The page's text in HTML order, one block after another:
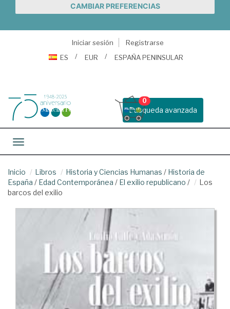
CAMBIAR PREFERENCIAS
Iniciar sesión
Registrarse
ES
EUR ESPAÑA PENINSULAR
Busqueda avanzada
0
Toggle navigation
Inicio Libros Historia y Ciencias Humanas / Historia de
España / Edad Contemporánea / El exilio republicano /
Los
barcos del exilio